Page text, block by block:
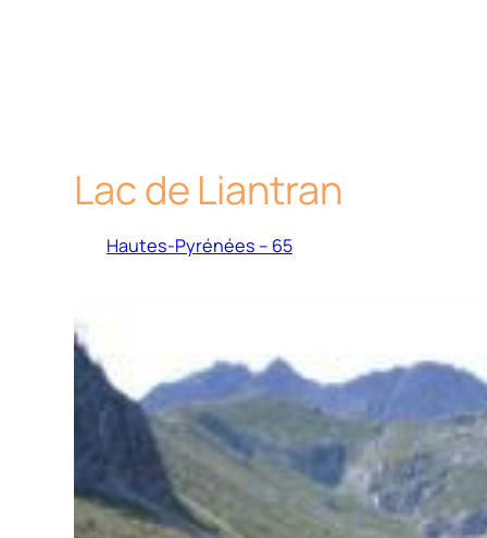
Lac de Liantran
Hautes-Pyrénées – 65